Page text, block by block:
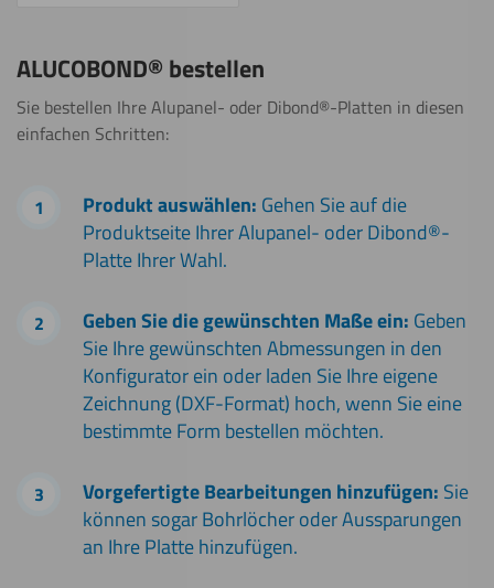
ALUCOBOND® bestellen
Sie bestellen Ihre Alupanel- oder Dibond®-Platten in diesen
einfachen Schritten:
Produkt auswählen: Gehen Sie auf die
Produktseite Ihrer Alupanel- oder Dibond®-
Platte Ihrer Wahl.
Geben Sie die gewünschten Maße ein: Geben
Sie Ihre gewünschten Abmessungen in den
Konfigurator ein oder laden Sie Ihre eigene
Zeichnung (DXF-Format) hoch, wenn Sie eine
bestimmte Form bestellen möchten.
Vorgefertigte Bearbeitungen hinzufügen: Sie
können sogar Bohrlöcher oder Aussparungen
an Ihre Platte hinzufügen.